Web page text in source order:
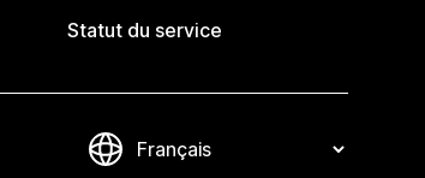
Statut du service